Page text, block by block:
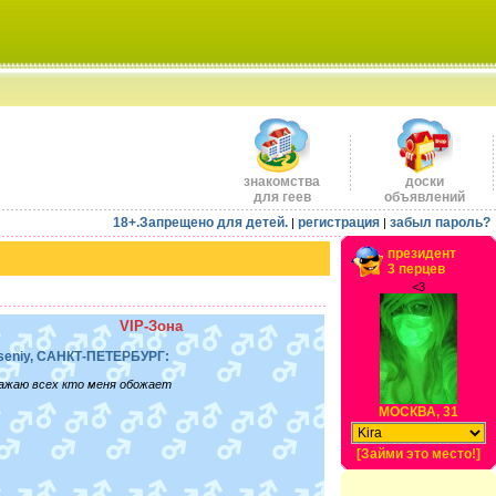
знакомства
для геев
доски
объявлений
18+.Запрещено для детей. | регистрация | забыл пароль?
VIP-Зона
САНКТ-ПЕТЕРБУРГ:
всех кто меня обожает
президент
3 перцев
<3
МОСКВА, 31
[Займи это место!]